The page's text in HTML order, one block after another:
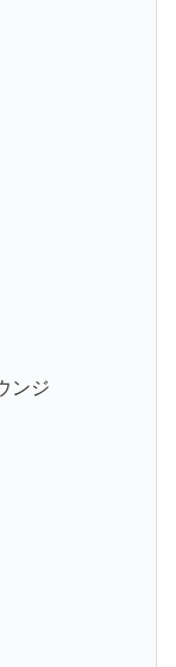
ンジ